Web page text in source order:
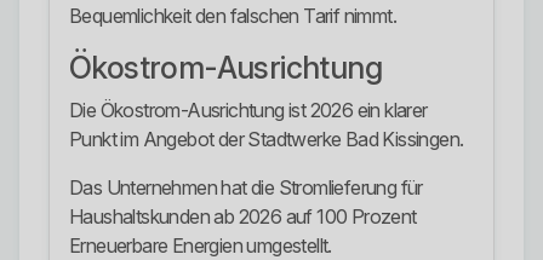
Bequemlichkeit den falschen Tarif nimmt.
Ökostrom-Ausrichtung
Die Ökostrom-Ausrichtung ist 2026 ein klarer
Punkt im Angebot der Stadtwerke Bad Kissingen.
Das Unternehmen hat die Stromlieferung für
Haushaltskunden ab 2026 auf 100 Prozent
Erneuerbare Energien umgestellt.